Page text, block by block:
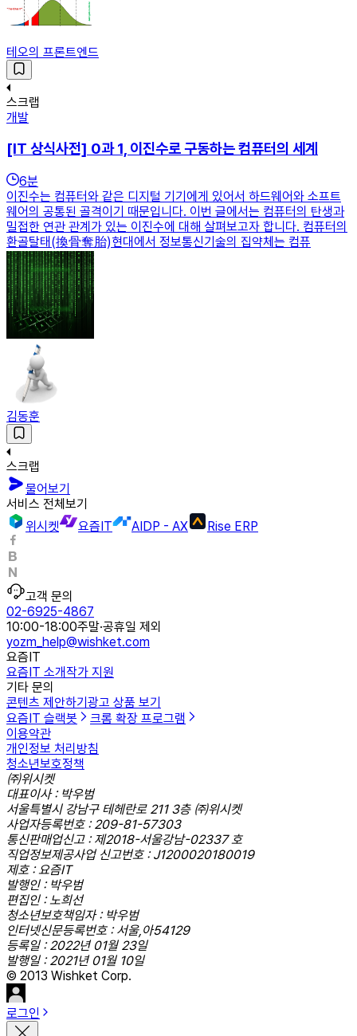
테오의 프론트엔드
스크랩
개발
[IT 상식사전] 0과 1, 이진수로 구동하는 컴퓨터의 세계
6분
이진수는 컴퓨터와 같은 디지털 기기에게 있어서 하드웨어와 소프트
웨어의 공통된 골격이기 때문입니다. 이번 글에서는 컴퓨터의 탄생과
밀접한 연관 관계가 있는 이진수에 대해 살펴보고자 합니다. 컴퓨터의
환골탈태(換骨奪胎)현대에서 정보통신기술의 집약체는 컴퓨
김동훈
스크랩
물어보기
서비스 전체보기
위시켓
요즘IT AIDP - AX Rise ERP
고객 문의
02-6925-4867
10:00-18:00주말·공휴일 제외
yozm_help@wishket.com
요즘IT
요즘IT 소개작가 지원
기타 문의
콘텐츠 제안하기 광고 상품 보기
요즘IT 슬랙봇
크롬 확장 프로그램
이용약관
개인정보 처리방침
청소년보호정책
㈜위시켓
대표이사 : 박우범
서울특별시 강남구 테헤란로 211 3층 ㈜위시켓
사업자등록번호 : 209-81-57303
통신판매업신고 : 제2018-서울강남-02337 호
직업정보제공사업 신고번호 : J1200020180019
제호 : 요즘IT
발행인 : 박우범
편집인 : 노희선
청소년보호책임자 : 박우범
인터넷신문등록번호 : 서울,아54129
등록일 : 2022년 01월 23일
발행일 : 2021년 01월 10일
© 2013 Wishket Corp.
로그인